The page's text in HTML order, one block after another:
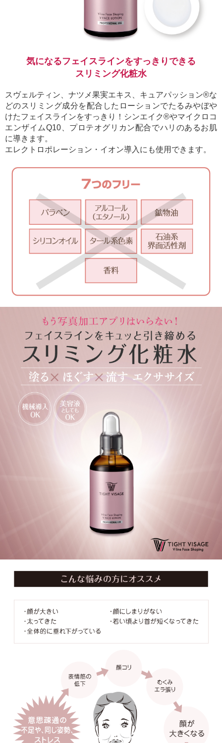
気になるフェイスラインをすっきりできる
スリミング化粧水
スヴェルティン、ナツメ果実エキス、キュアパッション®な
どのスリミング成分を配合したローションでたるみやぼや
けたフェイスラインをすっきり！シンエイク®やマイクロコ
エンザイムQ10、プロテオグリカン配合でハリのあるお肌
に導きます。
エレクトロポレーション・イオン導入にも使用できます。